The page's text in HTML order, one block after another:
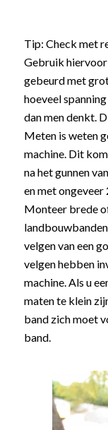
Tip: Check met
Gebruik hiervoor
gebeurd met
hoeveel
dan men denkt.
Meten is weten
machine. Dit
na het gunnen
en met ongeveer
Monteer brede
velgen van een
velgen hebben
machine. Als u
maten te klein
band zich moet
band.